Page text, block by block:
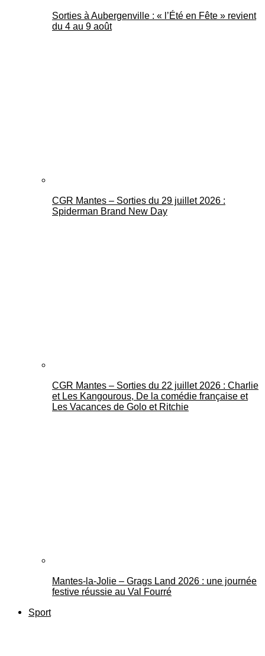
Sorties à Aubergenville : « l’Été en Fête » revient
du 4 au 9 août
CGR Mantes – Sorties du 29 juillet 2026 :
Spiderman Brand New Day
CGR Mantes – Sorties du 22 juillet 2026 : Charlie
et Les Kangourous, De la comédie française et
Les Vacances de Golo et Ritchie
Mantes-la-Jolie – Grags Land 2026 : une journée
festive réussie au Val Fourré
Sport